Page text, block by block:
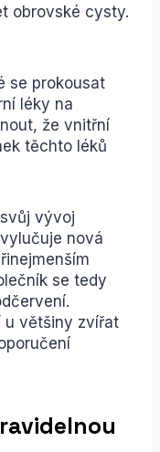
obrovské cysty.
se prokousat
léky na
že vnitřní
těchto léků
vývoj
nová
se tedy
u většiny zvířat